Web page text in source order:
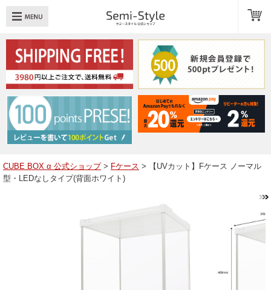
：透明扉 引き出し LED
へ戻る
品一覧
ューブボックスαレイアウト例
CUBE BOX α 公式ショップ> Fケース > 【UVカット】Fケース ノーマル
型・LEDなしタイプ(背面ホワイト)